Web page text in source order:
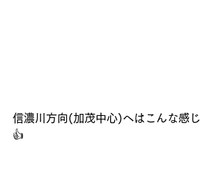
信濃川方向(加茂中心)へはこんな感じ
👍